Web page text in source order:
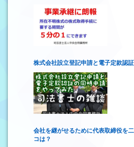
株式会社設立登記申請と電子定款認
会社を継がせるために代表取締役
コは？